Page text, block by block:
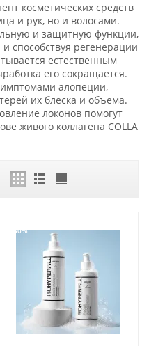
косметических средств
и рук, но и волосами.
и защитную функции,
способствуя регенерации
естественным
его сокращается.
алопеции,
их блеска и объема.
локонов помогут
живого коллагена COLLA
-50%